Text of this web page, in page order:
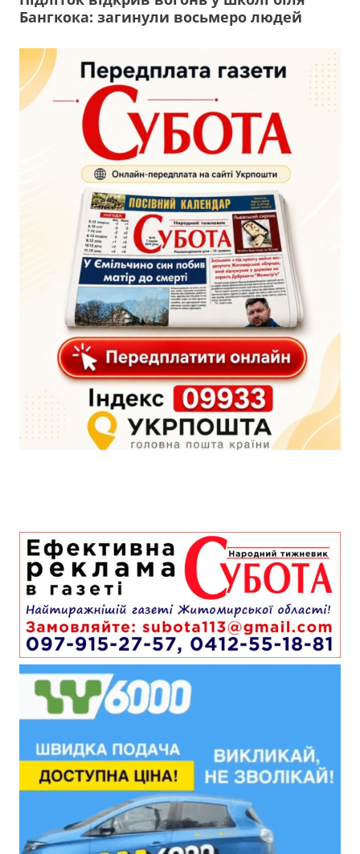
Бангкока: загинули восьмеро людей